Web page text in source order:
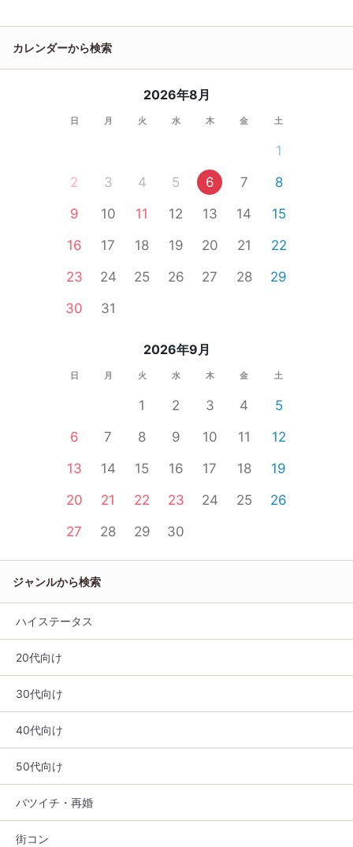
カレンダーから検索
2026年8月
日 月 火 水 木 金 土
1
2
3 4 5 6 7
8
9
10 11 12 13 14
15
16
17 18 19 20 21
22
23
24 25 26 27 28
29
30
31
2026年9月
日 月 火 水 木 金 土
1 2 3 4
5
6
7 8 9 10 11
12
13
14 15 16 17 18
19
20
21 22 23 24 25
26
27
28 29 30
ジャンルから検索
ハイステータス
20代向け
30代向け
40代向け
50代向け
バツイチ・再婚
街コン